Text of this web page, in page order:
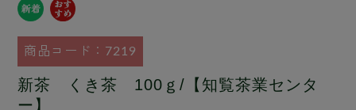
商品コード：7219
新茶 くき茶 100ｇ/【知覧茶業センタ
ー】